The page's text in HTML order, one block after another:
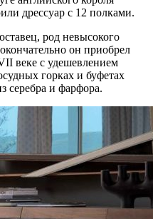
дрессуар с 12 полками.
род невысокого
он приобрел
веке с удешевлением
горках и буфетах
серебра и фарфора.